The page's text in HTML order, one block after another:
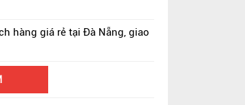
hàng giá rẻ tại Đà Nẵng, giao